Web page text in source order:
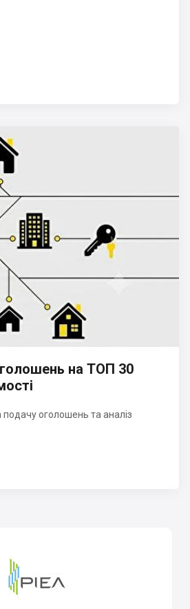
на ТОП 30
оголошень та аналіз